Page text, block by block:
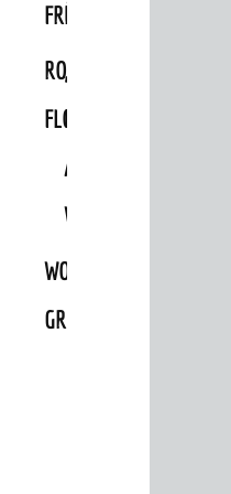
S
FRÜHLING
HERBST
RODENSTEINER
FLOHMARKT
„WOINEM
LIVE“
AM
WINDECKPLATZ
WOCHENMARKT
GROOVE